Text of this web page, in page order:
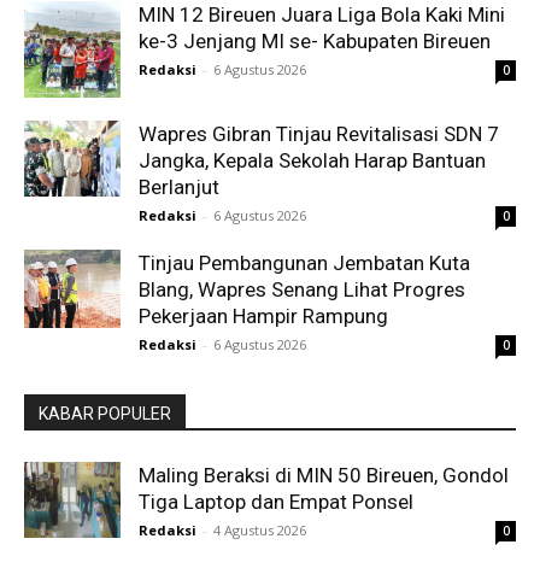
MIN 12 Bireuen Juara Liga Bola Kaki Mini
ke-3 Jenjang MI se- Kabupaten Bireuen
Redaksi - 6 Agustus 2026 0
Wapres Gibran Tinjau Revitalisasi SDN 7
Jangka, Kepala Sekolah Harap Bantuan
Berlanjut
Redaksi - 6 Agustus 2026 0
Tinjau Pembangunan Jembatan Kuta
Blang, Wapres Senang Lihat Progres
Pekerjaan Hampir Rampung
Redaksi - 6 Agustus 2026 0
KABAR POPULER
Maling Beraksi di MIN 50 Bireuen, Gondol
Tiga Laptop dan Empat Ponsel
Redaksi - 4 Agustus 2026 0